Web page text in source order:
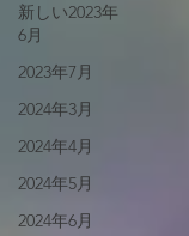
新しい2023年
6月
2023年7月
2024年3月
2024年4月
2024年5月
2024年6月